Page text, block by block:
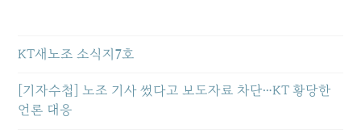
KT새노조 소식지7호
[기자수첩] 노조 기사 썼다고 보도자료 차단…KT 황당한
언론 대응